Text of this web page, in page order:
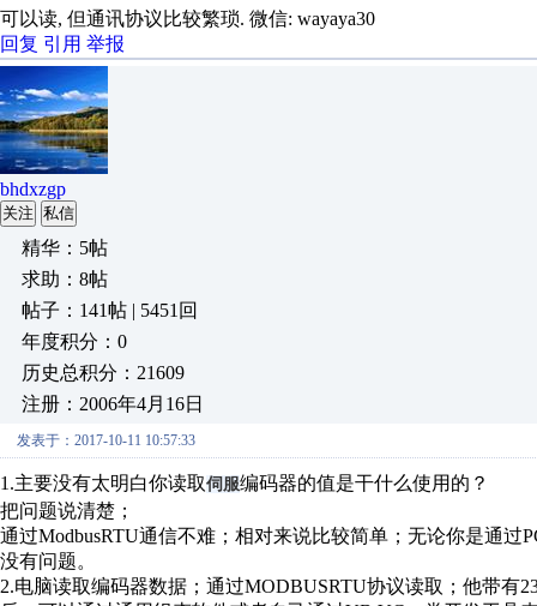
可以读, 但通讯协议比较繁琐. 微信: wayaya30
回复 引用 举报
bhdxzgp
关注 私信
精华：5帖
求助：8帖
帖子：141帖 | 5451回
年度积分：0
历史总积分：21609
注册：2006年4月16日
发表于：2017-10-11 10:57:33
1.主要没有太明白你读取伺服编码器的值是干什么使用的？
把问题说清楚；
通过ModbusRTU通信不难；相对来说比较简单；无论你是通
没有问题。
2.电脑读取编码器数据；通过MODBUSRTU协议读取；他带有